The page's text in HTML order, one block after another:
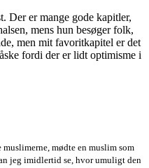
Der er mange gode kapitler,
mens hun besøger folk,
men mit favoritkapitel er det
fordi der er lidt optimisme i
muslimerne, mødte en muslim som
jeg imidlertid se, hvor umuligt den